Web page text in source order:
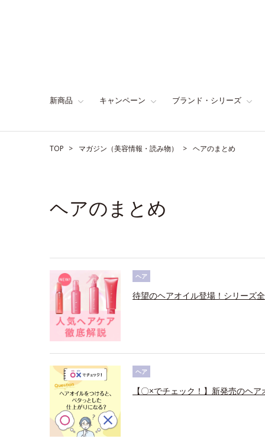
新商品 キャンペーン ブランド・シリーズ
TOP マガジン（美容情報・読み物） ヘアのまとめ
ヘアのまとめ
ヘア
待望のヘアオイル登場！シリーズ
ヘア
【〇×でチェック！】新発売のヘ